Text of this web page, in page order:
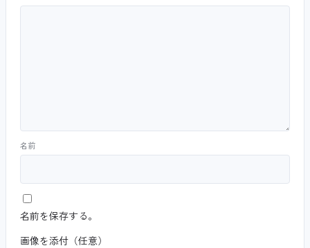
名前
名前を保存する。
画像を添付（任意）